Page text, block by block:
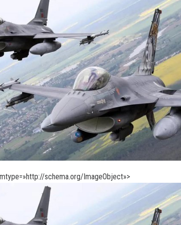
schema.org/ImageObject»>